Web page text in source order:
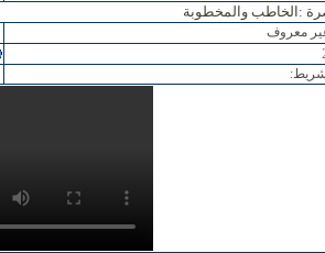
: الخاطب والمخطوبة
معروف